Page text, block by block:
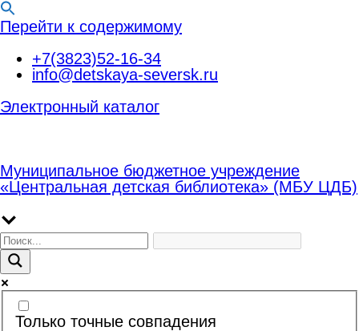
Перейти к содержимому
+7(3823)52-16-34
info@detskaya-seversk.ru
Электронный каталог
Муниципальное бюджетное учреждение
«Центральная детская библиотека» (МБУ ЦДБ)
Только точные совпадения